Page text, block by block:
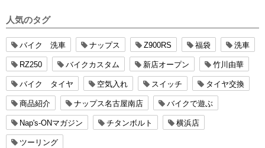
人気のタグ
バイク 洗車 ナップス Z900RS 福袋 洗車
RZ250 バイクカスタム 新店オープン 竹川由華
バイク タイヤ 空気入れ スイッチ タイヤ交換
商品紹介 ナップス名古屋南店 バイクで遊ぶ
Nap's-ONマガジン チタンボルト 横浜店
ツーリング